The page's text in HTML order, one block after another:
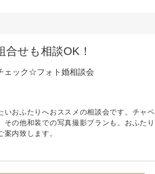
せも相談OK！
ェック☆フォト婚相談会
いおふたりへおススメの相談会です。チャペ
その他和装での写真撮影プランも。おふたり
内致します。